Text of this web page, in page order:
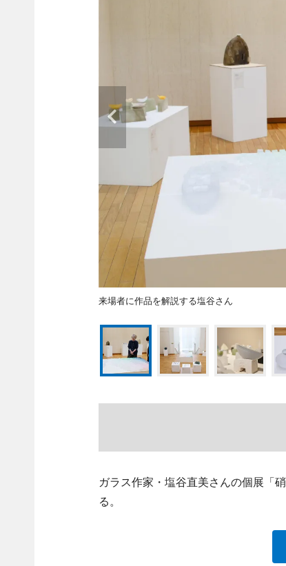
来場者に作品を解説する塩谷さん
ガラス作家・塩谷直美さんの個展「
る。